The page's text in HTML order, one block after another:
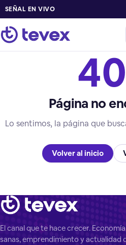
SEÑAL EN VIVO
Página no
Lo sentimos, la página que
Volver al inicio
El canal que te hace crecer.
sanas, emprendimiento y actualidad